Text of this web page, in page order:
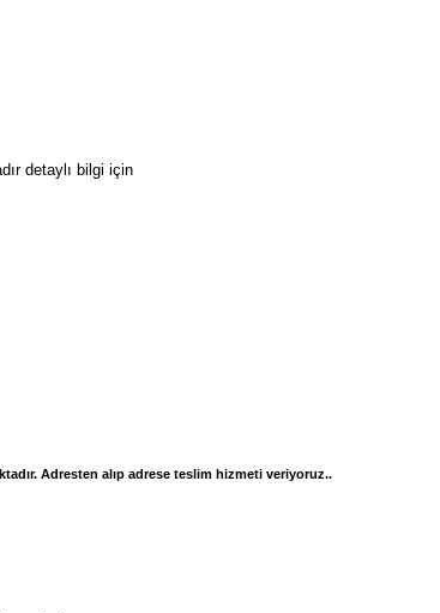
detaylı bilgi için
Adresten alıp adrese teslim hizmeti veriyoruz..